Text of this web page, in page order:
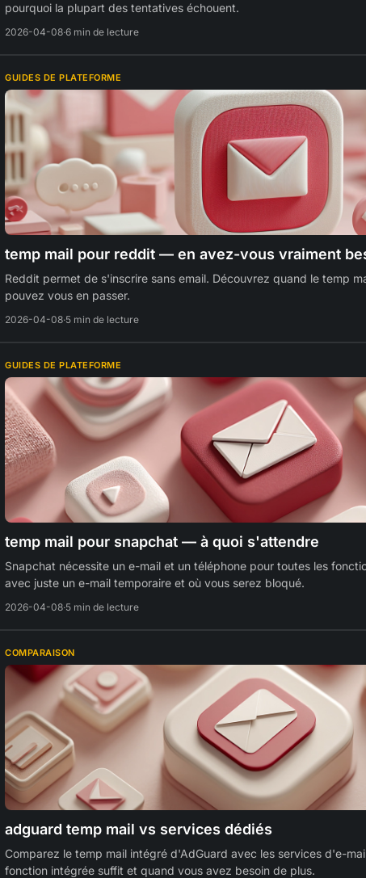
pourquoi la plupart des tentatives échouent.
2026-04-08·6 min de lecture
GUIDES DE PLATEFORME
temp mail pour reddit — en avez-vous vraiment
Reddit permet de s'inscrire sans email. Découvrez quand le temp
pouvez vous en passer.
2026-04-08·5 min de lecture
GUIDES DE PLATEFORME
temp mail pour snapchat — à quoi s'attendre
Snapchat nécessite un e-mail et un téléphone pour toutes les
avec juste un e-mail temporaire et où vous serez bloqué.
2026-04-08·5 min de lecture
COMPARAISON
adguard temp mail vs services dédiés
Comparez le temp mail intégré d'AdGuard avec les services d'e-
fonction intégrée suffit et quand vous avez besoin de plus.